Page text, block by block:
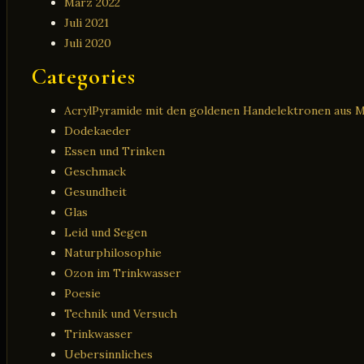
Juli 2021
Juli 2020
Categories
AcrylPyramide mit den goldenen Handelektronen aus
Dodekaeder
Essen und Trinken
Geschmack
Gesundheit
Glas
Leid und Segen
Naturphilosophie
Ozon im Trinkwasser
Poesie
Technik und Versuch
Trinkwasser
Uebersinnliches